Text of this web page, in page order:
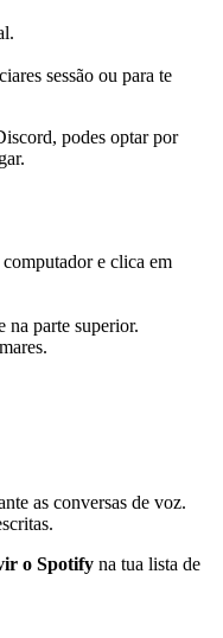
sessão ou para te
podes optar por
e clica em
na parte superior.
as conversas de voz.
o Spotify na tua lista de